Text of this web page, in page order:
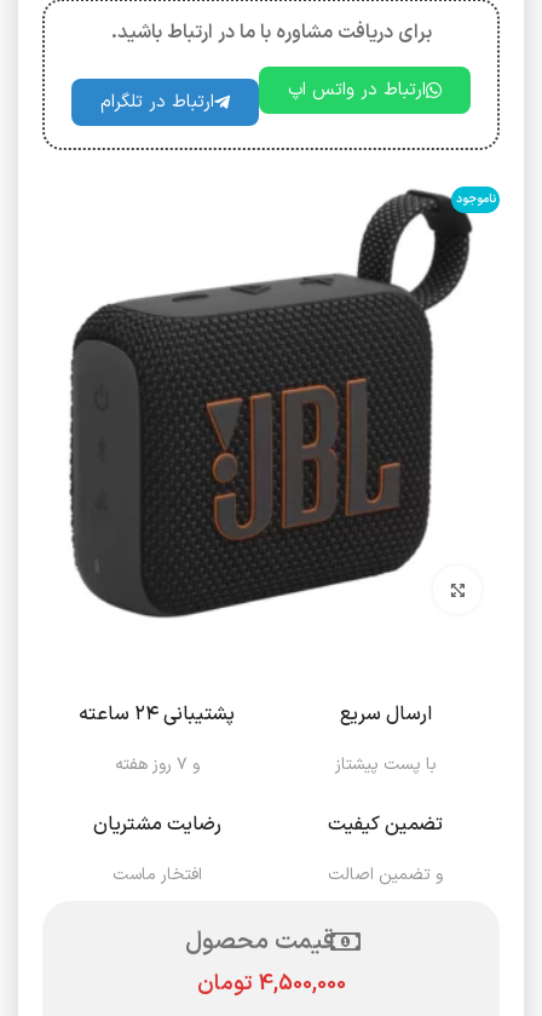
برای دریافت مشاوره با ما در ارتباط باشید.
ارتباط در واتس اپ ارتباط در تلگرام
ناموجود
برای بزرگنمایی کلیک کنید
ارسال سریع
با پست پیشتاز
پشتیبانی ۲۴ ساعته
و ۷ روز هفته
تضمین کیفیت
و تضمین اصالت
رضایت مشتریان
افتخار ماست
قیمت محصول
تومان